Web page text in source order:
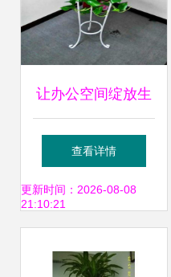
让办公空间绽放生
机 武汉专业绿植租
赁服务全解析
查看详情
更新时间：2026-08-08
21:10:21